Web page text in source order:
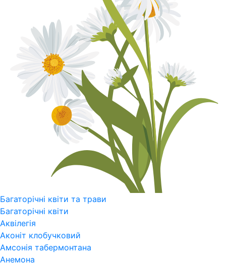
Багаторічні квіти та трави
Багаторічні квіти
Аквілегія
Аконіт клобучковий
Амсонія табермонтана
Анемона